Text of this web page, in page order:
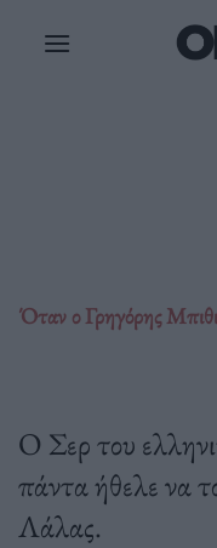
Όταν ο Γρηγόρης
Ο Σερ του
πάντα ήθελε να
Λάλας.